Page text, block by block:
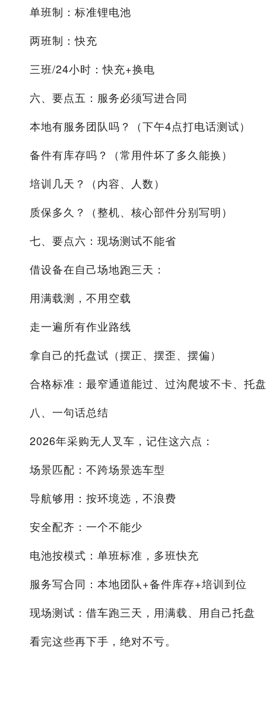
单班制：标准锂电池
两班制：快充
三班/24小时：快充+换电
六、要点五：服务必须写进合同
本地有服务团队吗？（下午4点打电话测试）
备件有库存吗？（常用件坏了多久能换）
培训几天？（内容、人数）
质保多久？（整机、核心部件分别写明）
七、要点六：现场测试不能省
借设备在自己场地跑三天：
用满载测，不用空载
走一遍所有作业路线
拿自己的托盘试（摆正、摆歪、摆偏）
合格标准：最窄通道能过、过沟爬坡不卡、托
八、一句话总结
2026年采购无人叉车，记住这六点：
场景匹配：不跨场景选车型
导航够用：按环境选，不浪费
安全配齐：一个不能少
电池按模式：单班标准，多班快充
服务写合同：本地团队+备件库存+培训到位
现场测试：借车跑三天，用满载、用自己托盘
看完这些再下手，绝对不亏。